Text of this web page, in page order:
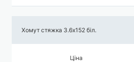
Хомут стяжка 3.6х152 біл.
Ціна